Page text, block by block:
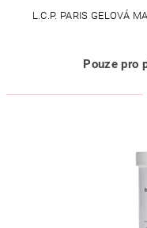
L.C.P. PARIS GELOVÁ
Pouze pro